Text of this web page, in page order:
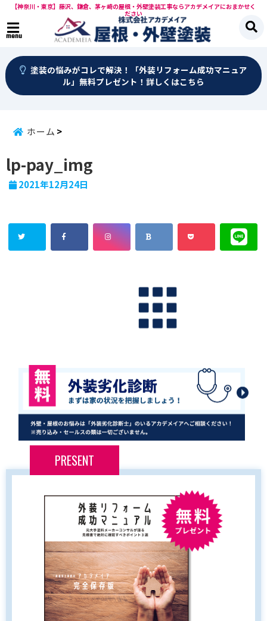
【神奈川・東京】藤沢、鎌倉、茅ヶ崎の屋根・外壁塗装工事ならアカデメイアにおまかせく
ださい
menu
塗装の悩みがコレで解決！「外装リフォーム成功マニュア
ル」無料プレゼント！詳しくはこちら
ホーム
lp-pay_img
2021年12月24日